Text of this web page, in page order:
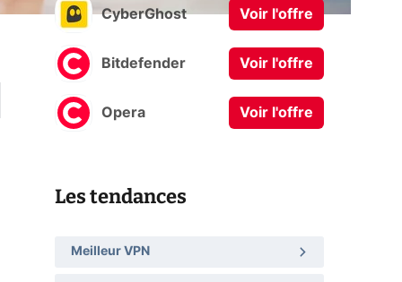
CyberGhost Voir l'offre
Bitdefender Voir l'offre
Opera Voir l'offre
Les tendances
Meilleur VPN